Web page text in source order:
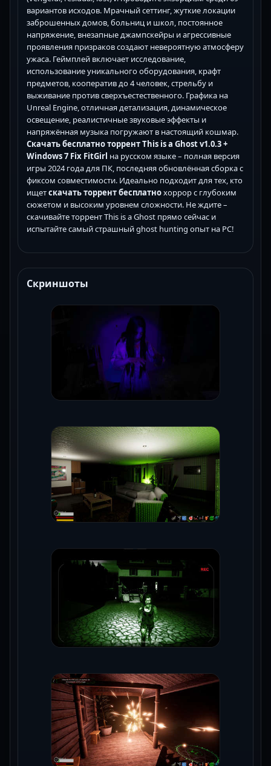
вариантов исходов. Мрачный сеттинг, жуткие локации
заброшенных домов, больниц и школ, постоянное
напряжение, внезапные джампскейры и агрессивные
проявления призраков создают невероятную атмосферу
ужаса. Геймплей включает исследование,
использование уникального оборудования, крафт
предметов, кооператив до 4 человек, стрельбу и
выживание против сверхъестественного. Графика на
Unreal Engine, отличная детализация, динамическое
освещение, реалистичные звуковые эффекты и
напряжённая музыка погружают в настоящий кошмар.
Скачать бесплатно торрент This is a Ghost v1.0.3 +
Windows 7 Fix FitGirl на русском языке – полная версия
игры 2024 года для ПК, последняя обновлённая сборка с
фиксом совместимости. Идеально подходит для тех, кто
ищетскачать торрент бесплатнохоррор с глубоким
сюжетом и высоким уровнем сложности. Не ждите –
скачивайте торрент This is a Ghost прямо сейчас и
испытайте самый страшный ghost hunting опыт на PC!
Скриншоты